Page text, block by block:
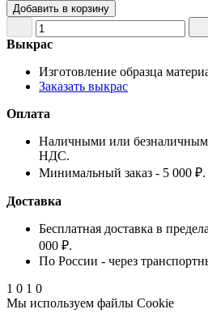
Добавить в корзину
Выкрас
Изготовление образца
Заказать выкрас
Оплата
Наличными или безналичным
НДС.
Минимальный заказ - 5 000 ₽.
Доставка
Бесплатная доставка в
000 ₽.
По России - через
1 0 1 0
Мы используем файлы Cookie